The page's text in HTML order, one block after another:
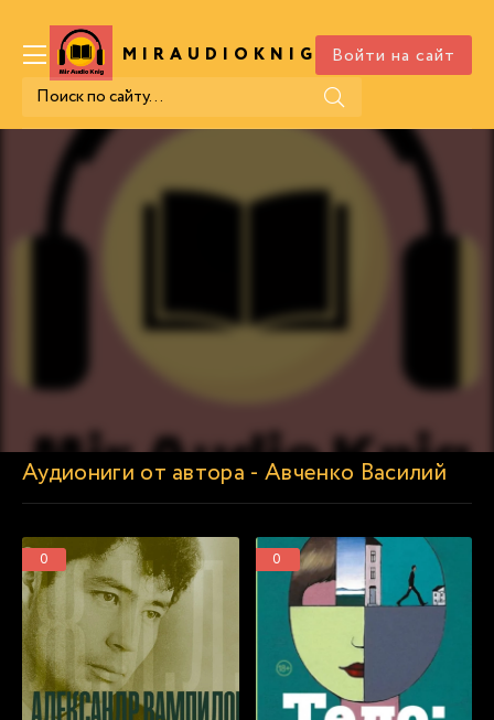
MIRAUDIOKNIG .COM
Войти на сайт
Аудиониги от автора - Авченко Василий
0 0